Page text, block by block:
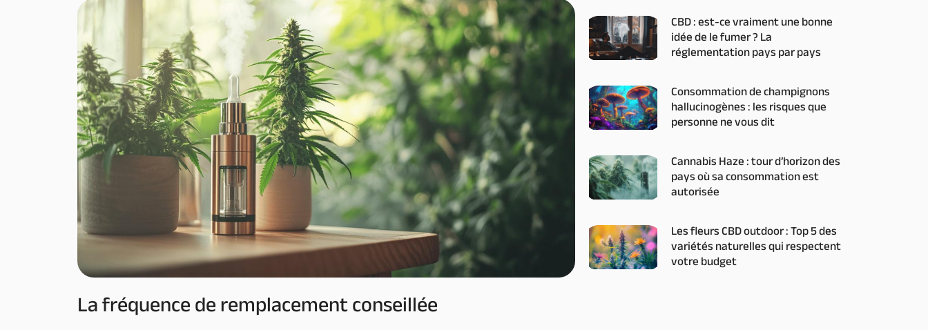
La fréquence de remplacement conseillée
CBD : est-ce vraiment une bonne
idée de le fumer ? La
réglementation pays par pays
Consommation de champignons
hallucinogènes : les risques que
personne ne vous dit
Cannabis Haze : tour d’horizon des
pays où sa consommation est
autorisée
Les fleurs CBD outdoor : Top 5 des
variétés naturelles qui respectent
votre budget